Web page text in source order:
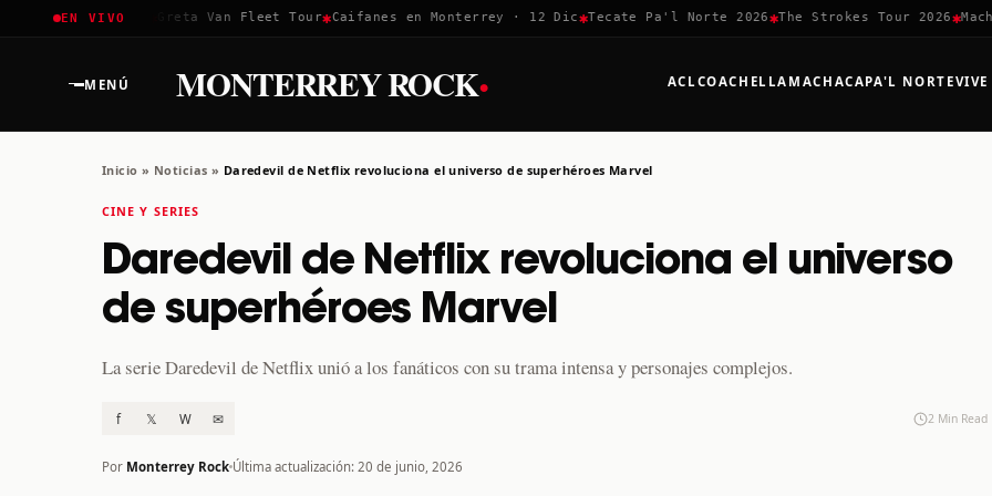
EN VIVO
Coachella 2026✱ Greta Van Fleet Tour✱Caifanes en Monterrey · 12 Dic ✱Tecate Pa'l Norte 2026✱The Strokes Tour 2026✱
MENÚ MONTERREY ROCK· ACLCOACHELLA MACHACAPA'L NORTE
Inicio » Noticias » Daredevil de Netflix revoluciona el universo de superhéroes Marvel
CINE Y SERIES
Daredevil de Netflix revoluciona el universo
de superhéroes Marvel
La serie Daredevil de Netflix unió a los fanáticos con su trama intensa y personajes complejos.
f 𝕏 W ✉ 2 Min Read
Por Monterrey Rock Última actualización: 20 de junio, 2026